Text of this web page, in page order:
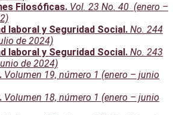
Filosóficas. Vol. 23 No. 40 (enero –
laboral y Seguridad Social. No. 244
de 2024)
laboral y Seguridad Social. No. 243
de 2024)
Volumen 19, número 1 (enero – junio
Volumen 18, número 1 (enero – junio